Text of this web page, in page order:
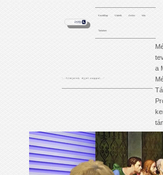
Kezdőlap Videók Archív Info
Tartalom
'. . . f i l m j e i n k é j j e l - n a p p a l . . .'
a